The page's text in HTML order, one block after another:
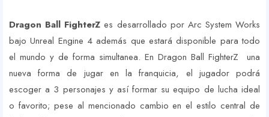
Dragon Ball FighterZ es desarrollado por Arc System Works
bajo Unreal Engine 4 además que estará disponible para todo
el mundo y de forma simultanea. En Dragon Ball FighterZ una
nueva forma de jugar en la franquicia, el jugador podrá
escoger a 3 personajes y así formar su equipo de lucha ideal
o favorito; pese al mencionado cambio en el estilo central de